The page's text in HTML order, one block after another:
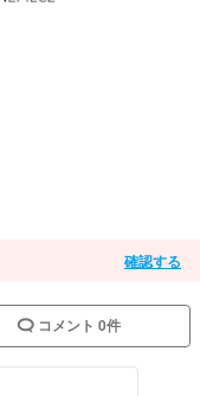
確認する
コメント 0件